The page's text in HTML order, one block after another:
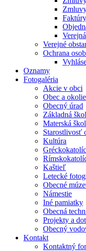
Faktúry
Verejné
Ochrana
Oznamy
Fotogaléria
Akcie v obci
Obec a okolie
Obecný úrad
Základná
Materská
Starostlivosť
Kultúra
Kaštieľ
Letecké
Obecné
Námestie
Iné pamiatky
Obecná
Projekty a
Obecný
Kontakt
Kontaktný